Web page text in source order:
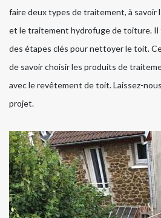
faire deux types de traitement, à
et le traitement hydrofuge de toiture. Il
des étapes clés pour nettoyer le toit.
de savoir choisir les produits de
avec le revêtement de toit. Laissez-
projet.